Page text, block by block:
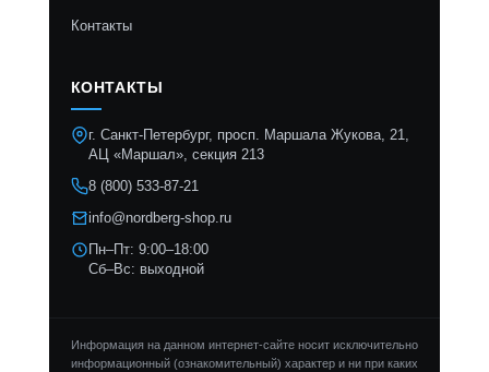
Контакты
КОНТАКТЫ
г. Санкт-Петербург, просп. Маршала Жукова, 21,
АЦ «Маршал», секция 213
8 (800) 533-87-21
info@nordberg-shop.ru
Пн–Пт: 9:00–18:00
Сб–Вс: выходной
Информация на данном интернет-сайте носит исключительно
информационный (ознакомительный) характер и ни при каких